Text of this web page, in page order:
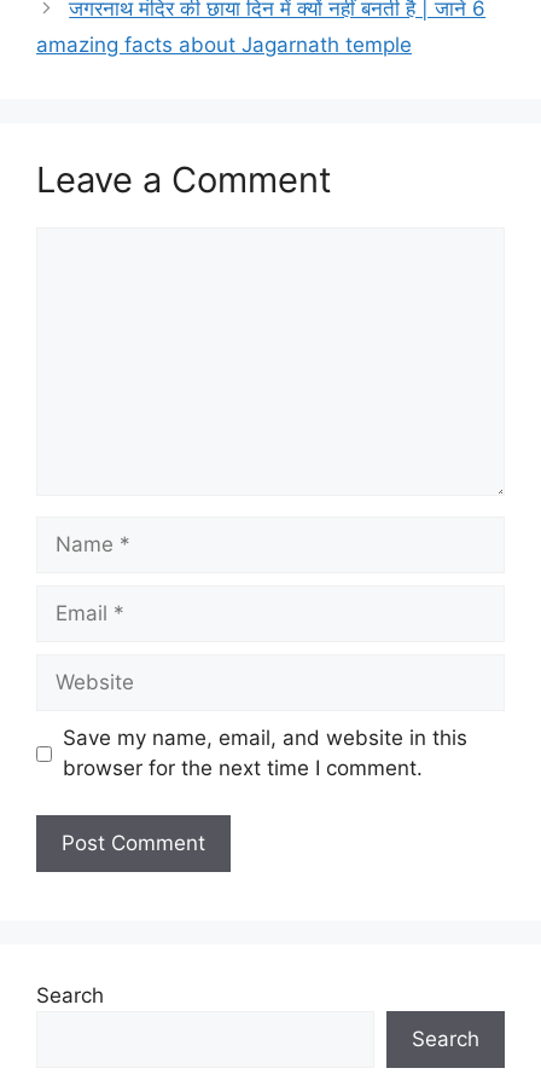
जगरनाथ मंदिर की छाया दिन में क्यों नहीं बनती है | जाने 6
amazing facts about Jagarnath temple
Leave a Comment
Name
Email
Website
Save my name, email, and website in this
browser for the next time I comment.
Search
Search